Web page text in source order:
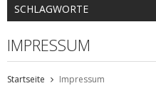
SCHLAGWORTE
IMPRESSUM
Startseite Impressum